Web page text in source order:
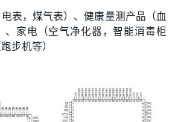
表，煤气表）、健康量测产品（血
、家电（空气净化器，智能消毒柜
步机等）